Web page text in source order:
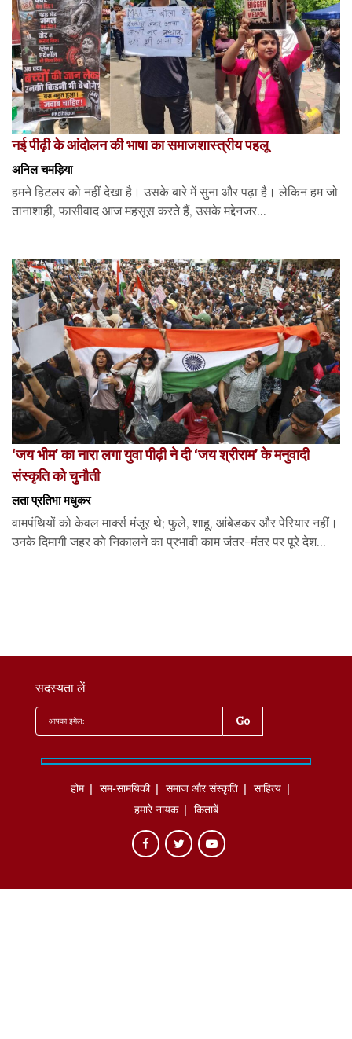
नई पीढ़ी के आंदोलन की भाषा का समाजशास्त्रीय पहलू
अनिल चमड़िया
हमने हिटलर को नहीं देखा है। उसके बारे में सुना और पढ़ा है। लेकिन हम जो
तानाशाही, फासीवाद आज महसूस करते हैं, उसके मद्देनजर...
‘जय भीम’ का नारा लगा युवा पीढ़ी ने दी ‘जय श्रीराम’ के मनुवादी
संस्कृति को चुनौती
लता प्रतिभा मधुकर
वामपंथियों को केवल मार्क्स मंजूर थे; फुले, शाहू, आंबेडकर और पेरियार नहीं।
उनके दिमागी जहर को निकालने का प्रभावी काम जंतर-मंतर पर पूरे देश...
सदस्यता लें
होम सम-सामयिकी समाज और संस्कृति
साहित्‍य
हमारे नायक
किताबें